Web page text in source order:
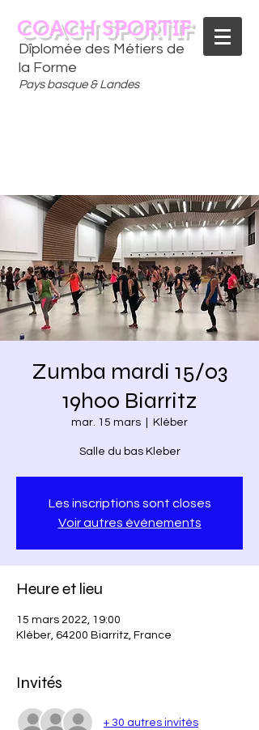
Dîplomée des Métiers de
la Forme
Pays basque & Landes
COACH SPORTIF
Zumba mardi 15/03
19h00 Biarritz
mar. 15 mars Kléber
Salle du bas Kleber
Les inscriptions sont closes
Voir autres événements
Heure et lieu
15 mars 2022, 19:00
Kléber, 64200 Biarritz, France
Invités
+ 30 autres invités